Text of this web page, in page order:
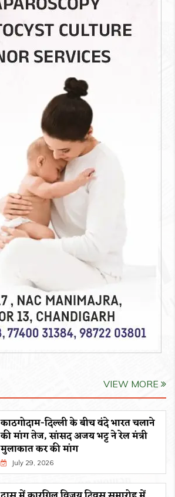
VIEW MORE
काठगोदाम-दिल्ली के बीच वंदे भारत चलाने
की मांग तेज, सांसद अजय भट्ट ने रेल मंत्री
मुलाकात कर की मांग
July 29, 2026